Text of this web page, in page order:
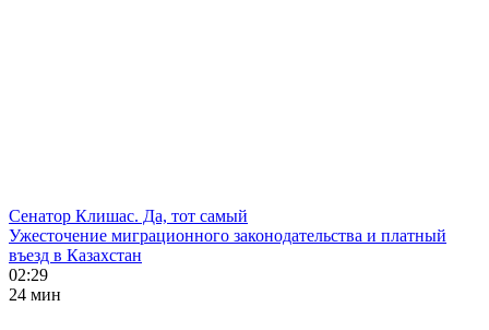
Сенатор Клишас. Да, тот самый
Ужесточение миграционного законодательства и платный
въезд в Казахстан
02:29
24 мин